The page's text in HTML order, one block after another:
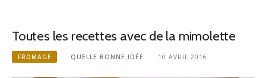
Toutes les recettes avec de la mimolette
FROMAGE QUELLE BONNE IDÉE 10 AVRIL 2016